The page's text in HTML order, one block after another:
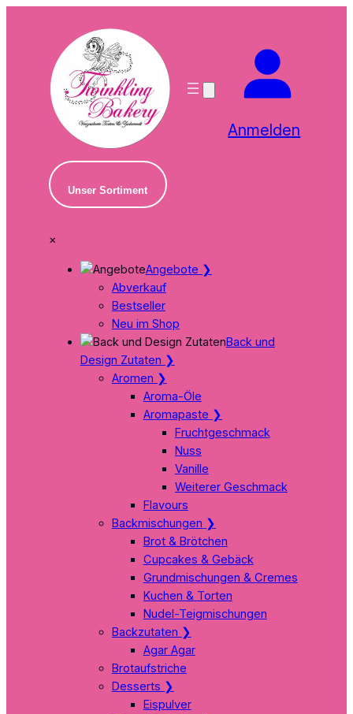
Anmelden
Unser Sortiment
×
Angebote ❯
Abverkauf
Bestseller
Neu im Shop
Back und
Design Zutaten ❯
Aromen ❯
Aroma-Öle
Aromapaste ❯
Fruchtgeschmack
Nuss
Vanille
Weiterer Geschmack
Flavours
Backmischungen ❯
Brot & Brötchen
Cupcakes & Gebäck
Grundmischungen & Cremes
Kuchen & Torten
Nudel-Teigmischungen
Backzutaten ❯
Agar Agar
Brotaufstriche
Desserts ❯
Eispulver